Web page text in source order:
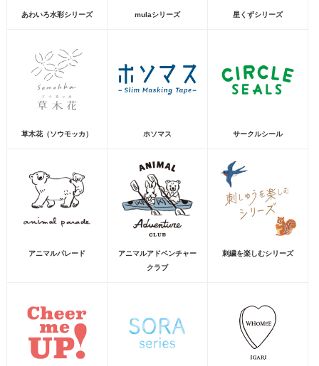
あわいろ水彩シリーズ mulaシリーズ 星くずシリーズ
草木花（ソウモッカ） ホソマス サークルシール
アニマルパレード
アニマルアドベンチャー
クラブ
刺繍を楽しむシリーズ